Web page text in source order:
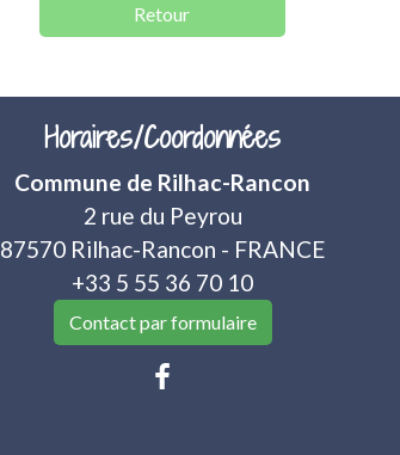
Retour
Horaires/Coordonnées
Commune de Rilhac-Rancon
2 rue du Peyrou
87570 Rilhac-Rancon - FRANCE
+33 5 55 36 70 10
Contact par formulaire